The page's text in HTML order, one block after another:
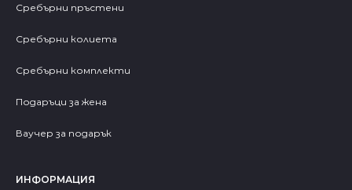
Сребърни пръстени
Сребърни колиета
Сребърни комплекти
Подаръци за жена
Ваучер за подарък
ИНФОРМАЦИЯ